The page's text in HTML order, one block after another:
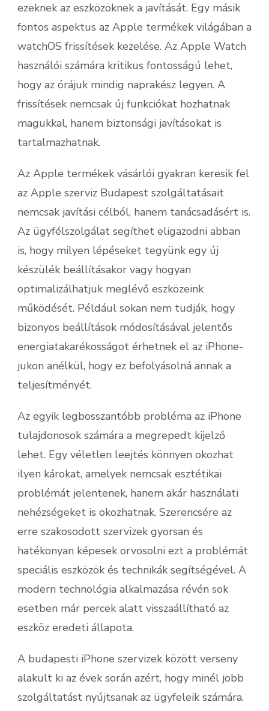
ezeknek az eszközöknek a javítását. Egy másik
fontos aspektus az Apple termékek világában a
watchOS frissítések kezelése. Az Apple Watch
használói számára kritikus fontosságú lehet,
hogy az órájuk mindig naprakész legyen. A
frissítések nemcsak új funkciókat hozhatnak
magukkal, hanem biztonsági javításokat is
tartalmazhatnak.
Az Apple termékek vásárlói gyakran keresik fel
az Apple szerviz Budapest szolgáltatásait
nemcsak javítási célból, hanem tanácsadásért is.
Az ügyfélszolgálat segíthet eligazodni abban
is, hogy milyen lépéseket tegyünk egy új
készülék beállításakor vagy hogyan
optimalizálhatjuk meglévő eszközeink
működését. Például sokan nem tudják, hogy
bizonyos beállítások módosításával jelentős
energiatakarékosságot érhetnek el az iPhone-
jukon anélkül, hogy ez befolyásolná annak a
teljesítményét.
Az egyik legbosszantóbb probléma az iPhone
tulajdonosok számára a megrepedt kijelző
lehet. Egy véletlen leejtés könnyen okozhat
ilyen károkat, amelyek nemcsak esztétikai
problémát jelentenek, hanem akár használati
nehézségeket is okozhatnak. Szerencsére az
erre szakosodott szervizek gyorsan és
hatékonyan képesek orvosolni ezt a problémát
speciális eszközök és technikák segítségével. A
modern technológia alkalmazása révén sok
esetben már percek alatt visszaállítható az
eszköz eredeti állapota.
A budapesti iPhone szervizek között verseny
alakult ki az évek során azért, hogy minél jobb
szolgáltatást nyújtsanak az ügyfeleik számára.